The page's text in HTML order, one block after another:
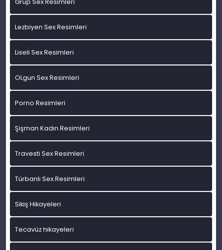
Grup Sex Resimleri
Lezbiyen Sex Resimleri
Liseli Sex Resimleri
OLgun Sex Resimleri
Porno Resimleri
Şişman Kadın Resimleri
Travesti Sex Resimleri
Türbanlı Sex Resimleri
Sikiş Hikayeleri
Tecavüz hikayeleri